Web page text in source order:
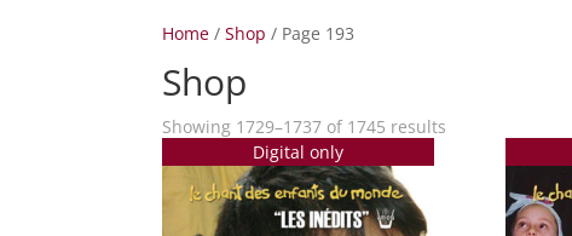
Home /Shop / Page 193
Shop
Showing 1729–1737 of 1745 results
Digital only